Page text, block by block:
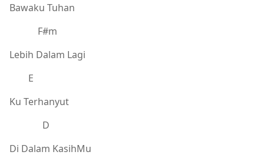
Bawaku Tuhan
F#m
Lebih Dalam Lagi
E
Ku Terhanyut
D
Di Dalam KasihMu